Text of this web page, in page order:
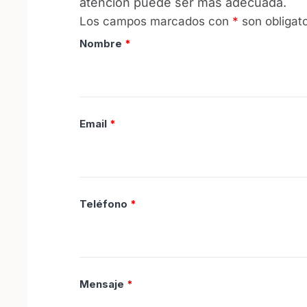
Los campos marcados con * son
Nombre *
Email *
Teléfono *
Mensaje *